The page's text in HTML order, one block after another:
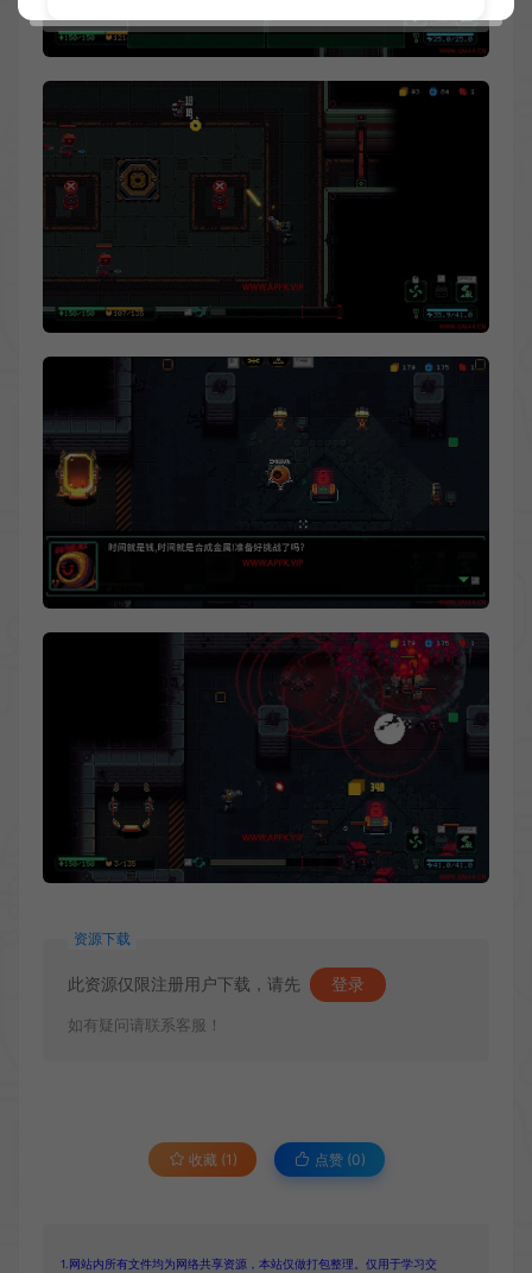
资源下载
此资源仅限注册用户下载，请先 登录
如有疑问请联系客服！
收藏 (1) 点赞 (0)
1.网站内所有文件均为网络共享资源，本站仅做打包整理。仅用于学习交